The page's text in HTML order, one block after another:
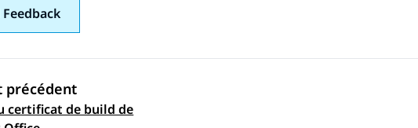
Feedback
par sujet
précédent
certificat de build de